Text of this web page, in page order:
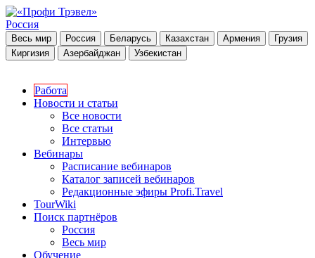
Россия
Весь мир Россия Беларусь Казахстан Армения
Грузия
Киргизия
Азербайджан Узбекистан
Работа
Новости и статьи
Все новости
Все статьи
Интервью
Вебинары
Расписание вебинаров
Каталог записей вебинаров
Редакционные эфиры Profi.Travel
TourWiki
Поиск партнёров
Россия
Весь мир
Обучение